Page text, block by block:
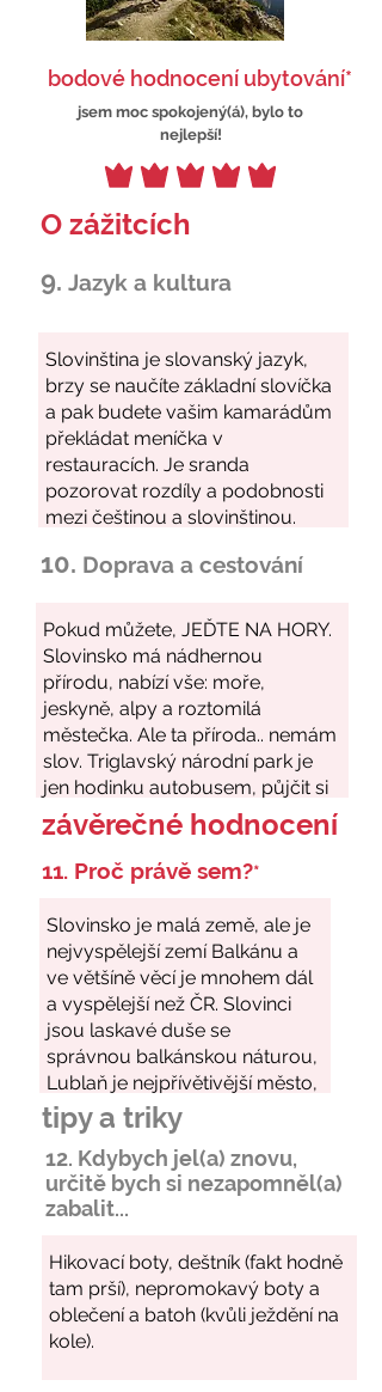
bodové hodnocení ubytování*
jsem moc spokojený(á), bylo to
nejlepší!
O zážitcích
9. Jazyk a kultura
10. Doprava a cestování
závěrečné hodnocení
11. Proč právě sem?*
tipy a triky
12. Kdybych jel(a) znovu,
určitě bych si nezapomněl(a)
zabalit...